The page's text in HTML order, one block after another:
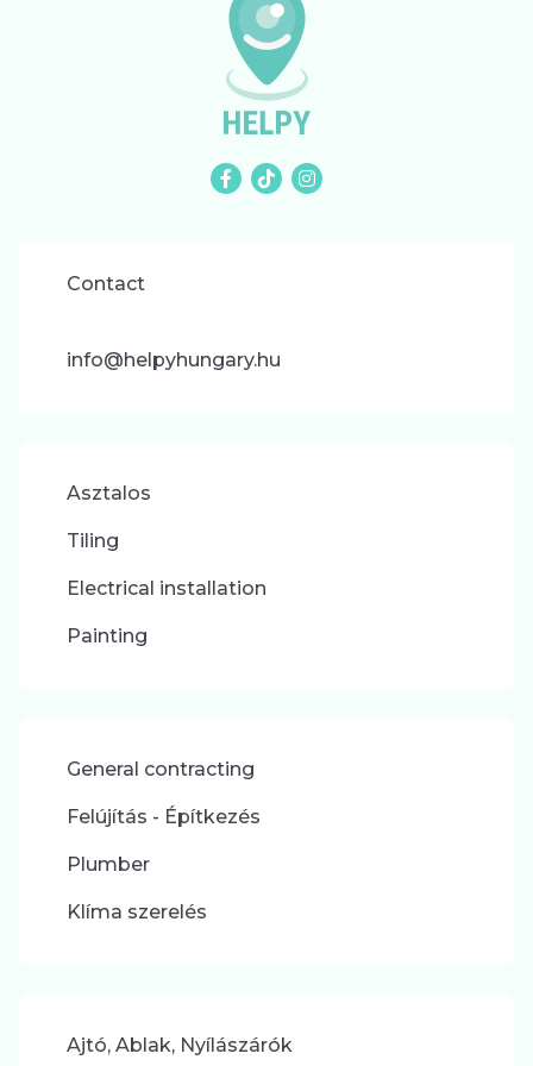
Contact
info@helpyhungary.hu
Asztalos
Tiling
Electrical installation
Painting
General contracting
Felújítás - Építkezés
Plumber
Klíma szerelés
Ajtó, Ablak, Nyílászárók